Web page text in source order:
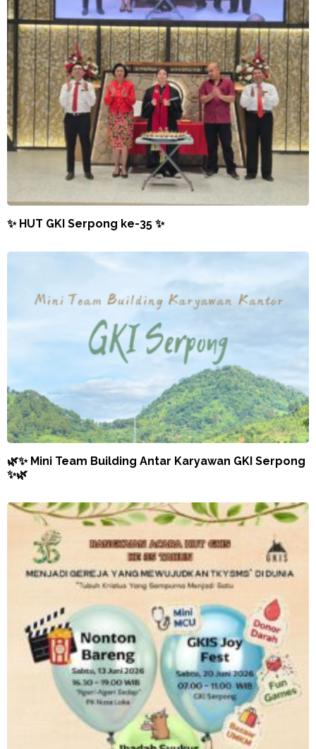
✨ HUT GKI Serpong ke-35 ✨
🌿✨ Mini Team Building Antar Karyawan GKI Serpong
✨🌿